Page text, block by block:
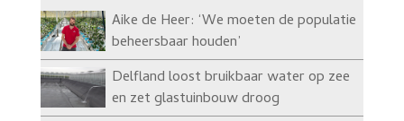
Aike de Heer: ‘We moeten de populatie
beheersbaar houden’
Delfland loost bruikbaar water op zee
en zet glastuinbouw droog